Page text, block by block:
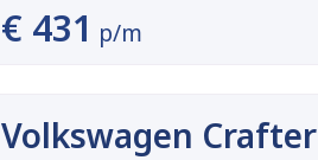
€ 431 p/m
Volkswagen Crafter